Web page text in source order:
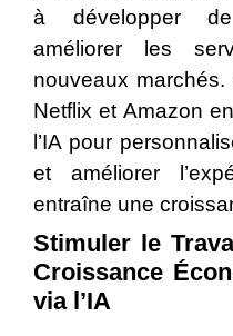
à développer
améliorer les
nouveaux
Netflix et Amazon
l’IA pour
et améliorer
entraîne une
Stimuler le
Croissance
via l’IA